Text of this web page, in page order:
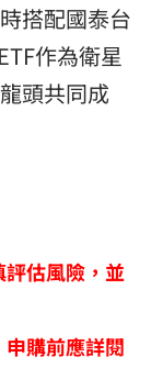
搭配國泰台
作為衛星
頭共同成
估風險，並
購前應詳閱